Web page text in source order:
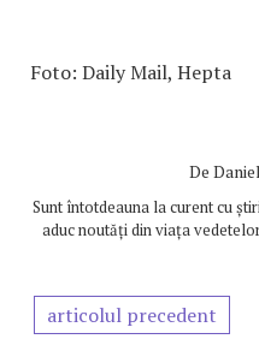
Foto: Daily Mail, Hepta
De
Sunt întotdeauna la curent cu
aduc noutăți din viața
articolul precedent